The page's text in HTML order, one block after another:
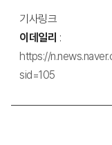
기사링크
이데일리 :
https://
sid=105